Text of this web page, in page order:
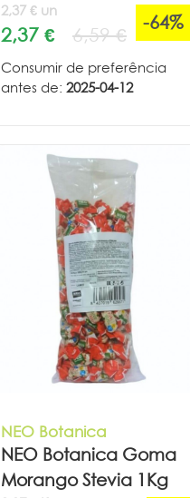
2,37 € un
2,37 € 6,59 €
-64%
Consumir de preferência
antes de: 2025-04-12
NEO Botanica
NEO Botanica Goma
Morango Stevia 1Kg